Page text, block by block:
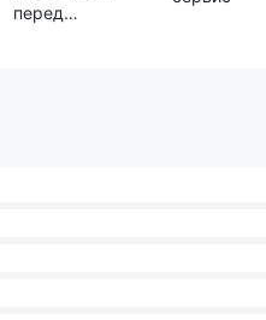
перед